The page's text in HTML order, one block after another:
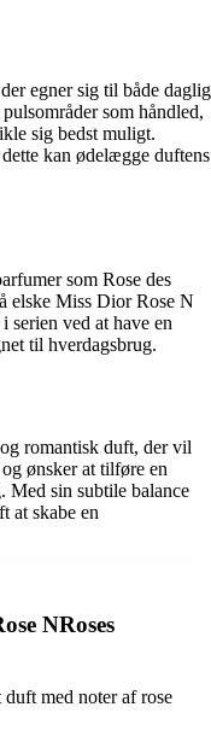
egner sig til både daglig
som håndled,
sig bedst muligt.
kan ødelægge duftens
som Rose des
elske Miss Dior Rose N
serien ved at have en
til hverdagsbrug.
romantisk duft, der vil
ønsker at tilføre en
Med sin subtile balance
at skabe en
NRoses
med noter af rose